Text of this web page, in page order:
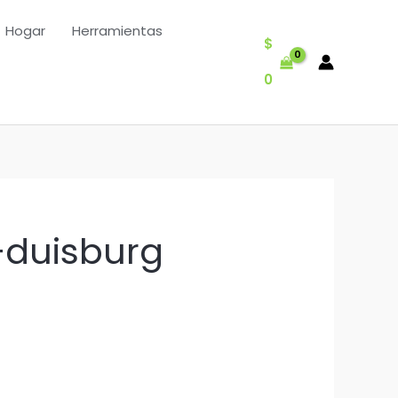
Hogar Herramientas
$
0